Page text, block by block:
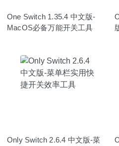
One Switch 1.35.4 中文版-
MacOS必备万能开关工具
Only Switch 2.6.4 中文版-菜